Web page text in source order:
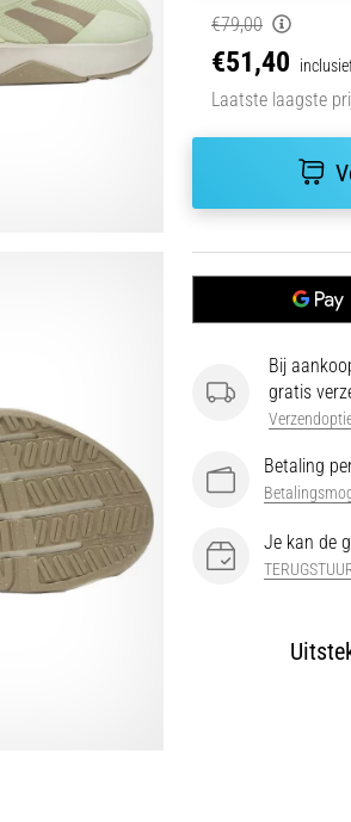
€79,00
€51,40
Laatste laagste
Bij
gratis
Betaling
Je kan de